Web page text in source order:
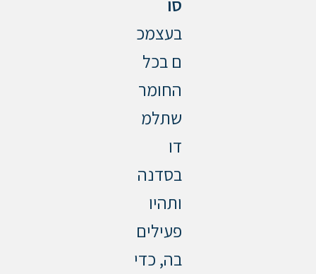
בעצמכ
ם בכל
החומר
שתלמ
דו
בסדנה
ותהיו
פעילים
בה, כדי